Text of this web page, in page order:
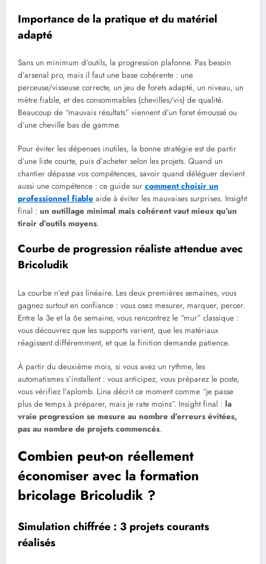
Importance de la pratique et du matériel
adapté
Sans un minimum d’outils, la progression plafonne. Pas besoin
d’arsenal pro, mais il faut une base cohérente : une
perceuse/visseuse correcte, un jeu de forets adapté, un niveau, un
mètre fiable, et des consommables (chevilles/vis) de qualité.
Beaucoup de “mauvais résultats” viennent d’un foret émoussé ou
d’une cheville bas de gamme.
Pour éviter les dépenses inutiles, la bonne stratégie est de partir
d’une liste courte, puis d’acheter selon les projets. Quand un
chantier dépasse vos compétences, savoir quand déléguer devient
aussi une compétence : ce guide sur comment choisir un
professionnel fiable aide à éviter les mauvaises surprises. Insight
final : un outillage minimal mais cohérent vaut mieux qu’un
tiroir d’outils moyens.
Courbe de progression réaliste attendue avec
Bricoludik
La courbe n’est pas linéaire. Les deux premières semaines, vous
gagnez surtout en confiance : vous osez mesurer, marquer, percer.
Entre la 3e et la 6e semaine, vous rencontrez le “mur” classique :
vous découvrez que les supports varient, que les matériaux
réagissent différemment, et que la finition demande patience.
À partir du deuxième mois, si vous avez un rythme, les
automatismes s’installent : vous anticipez, vous préparez le poste,
vous vérifiez l’aplomb. Lina décrit ce moment comme “je passe
plus de temps à préparer, mais je rate moins”. Insight final : la
vraie progression se mesure au nombre d’erreurs évitées,
pas au nombre de projets commencés.
Combien peut-on réellement
économiser avec la formation
bricolage Bricoludik ?
Simulation chiffrée : 3 projets courants
réalisés